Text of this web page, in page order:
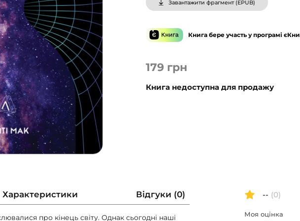
179 грн
Книга недоступна для продажу
Завантажити фрагмент (EPUB)
Книга бере участь у програмі
Характеристики Відгуки (0)
про кінець світу. Однак сьогодні наші
-- (0)
Моя оцінка